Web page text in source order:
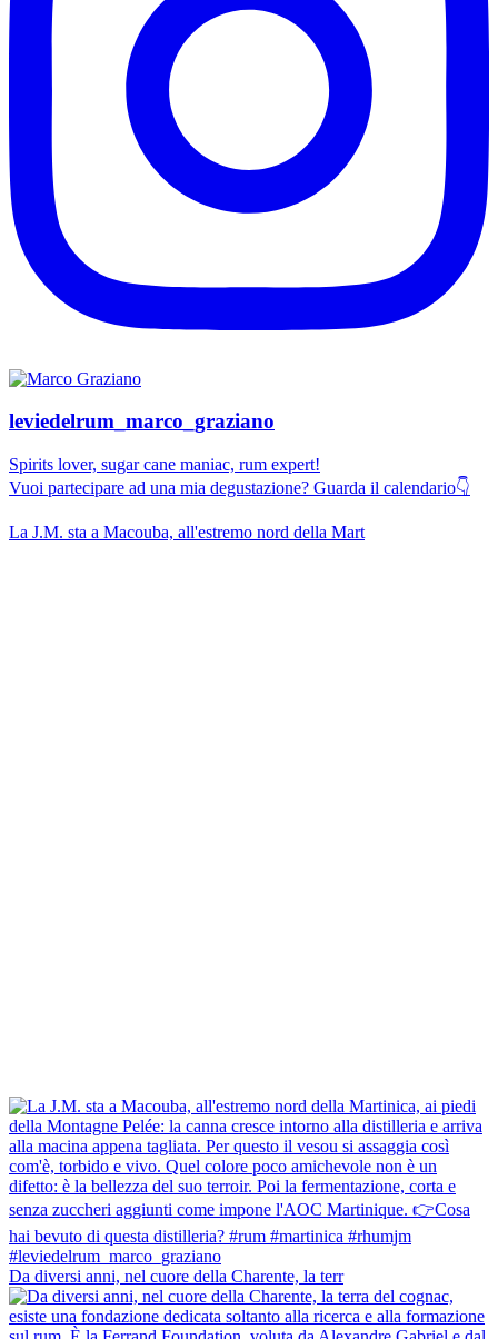
leviedelrum_marco_graziano
Spirits lover, sugar cane maniac, rum expert!
Vuoi partecipare ad una mia degustazione? Guarda il calendario👇
La J.M. sta a Macouba, all'estremo nord della Mart
Da diversi anni, nel cuore della Charente, la terr